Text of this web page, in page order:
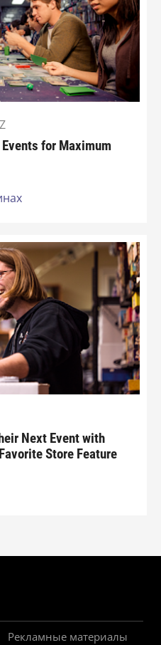
for Maximum
Next Event with
Store Feature
Рекламные материалы